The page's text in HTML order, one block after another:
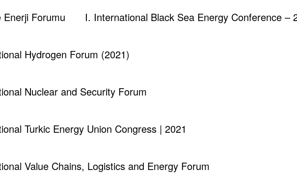
Enerji Forumu I. International Black Sea Energy Conference –
Hydrogen Forum (2021)
Nuclear and Security Forum
Turkic Energy Union Congress | 2021
Value Chains, Logistics and Energy Forum
teknik-altyapısal-teknolojik-finansal-vb.
birliğini geliştirecek fikirler-stratejiler-projeler ve
oluşturmak gayeli etkinlikler ve basın
ve çalışma ile fikri altyapının
MİNİ,